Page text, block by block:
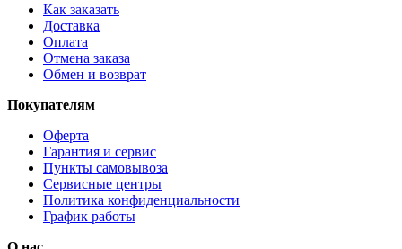
Как заказать
Доставка
Оплата
Отмена заказа
Обмен и возврат
Покупателям
Оферта
Гарантия и сервис
Пункты самовывоза
Сервисные центры
Политика конфиденциальности
График работы